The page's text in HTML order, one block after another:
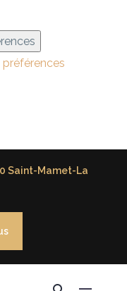
préférences
Saint-Mamet-La